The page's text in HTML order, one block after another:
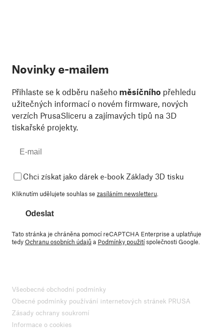
Novinky e-mailem
Přihlaste se k odběru našeho měsíčního přehledu
užitečných informací o novém firmware, nových
verzích PrusaSliceru a zajímavých tipů na 3D
tiskařské projekty.
Chci získat jako dárek e-book Základy 3D tisku
Kliknutím udělujete souhlas se zasíláním newsletteru
Odeslat
Tato stránka je chráněna pomocí reCAPTCHA Enterprise a uplatňuje
tedyOchranu osobních údajůa Podmínky použitíspolečnosti Google.
Všeobecné obchodní podmínky
Obecné podmínky používání internetových stránek PRUSA
Zásady ochrany soukromí
Informace o cookies